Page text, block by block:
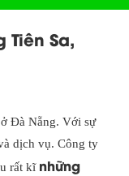
Sa,
Đà Nẵng. Với sự
dịch vụ. Công ty
rất kĩ những